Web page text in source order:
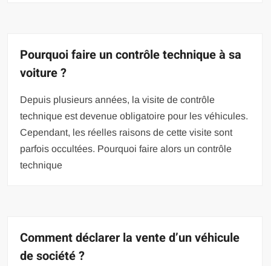
Pourquoi faire un contrôle technique à sa
voiture ?
Depuis plusieurs années, la visite de contrôle
technique est devenue obligatoire pour les véhicules.
Cependant, les réelles raisons de cette visite sont
parfois occultées. Pourquoi faire alors un contrôle
technique
Comment déclarer la vente d’un véhicule
de société ?